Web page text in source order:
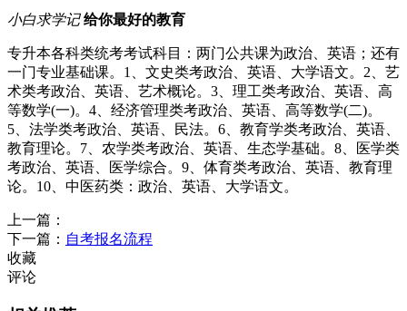
小白求学记 给你最好的教育
专升本各科类统考考试科目：两门公共课为政治、英语；还有
一门专业基础课。1、文史类考政治、英语、大学语文。2、艺
术类考政治、英语、艺术概论。3、理工类考政治、英语、高
等数学(一)。4、经济管理类考政治、英语、高等数学(二)。
5、法学类考政治、英语、民法。6、教育学类考政治、英语、
教育理论。7、农学类考政治、英语、生态学基础。8、医学类
考政治、英语、医学综合。9、体育类考政治、英语、教育理
论。10、中医药类：政治、英语、大学语文。
上一篇：
下一篇： 自考报名流程
收藏
评论